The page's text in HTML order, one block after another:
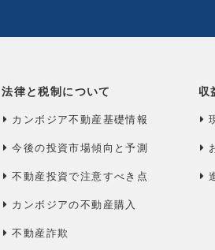
法律と税制について
カンボジア不動産基礎情報
今後の投資市場傾向と予測
不動産投資で注意すべき点
カンボジアの不動産購入
不動産詐欺
収